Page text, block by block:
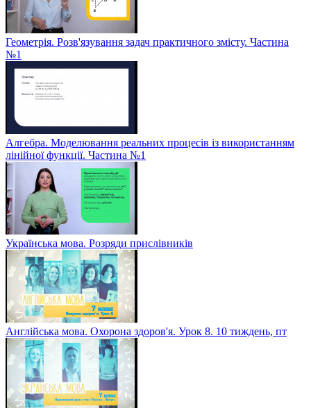
Геометрія. Розв'язування задач практичного змісту. Частина
№1
Алгебра. Моделювання реальних процесів із використанням
лінійної функції. Частина №1
Українська мова. Розряди прислівників
Англійська мова. Охорона здоров'я. Урок 8. 10 тиждень, пт